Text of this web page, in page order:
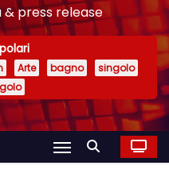
press release
Arte bagno
singolo